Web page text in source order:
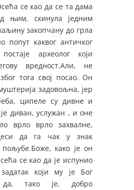
се као да се та дама
њим, скинула једним
закопчану до грла
попут каквог античког
археолог који
вредност.Али, не
тога свој посао. Он
задовољна, јер
ципеле су дивне и
диван, услужан , и оне
врло врло захвалне,
да га чак у знак
пољубе.Боже, како је он
се као да је испунио
који му је Бог
да, тако је, добро